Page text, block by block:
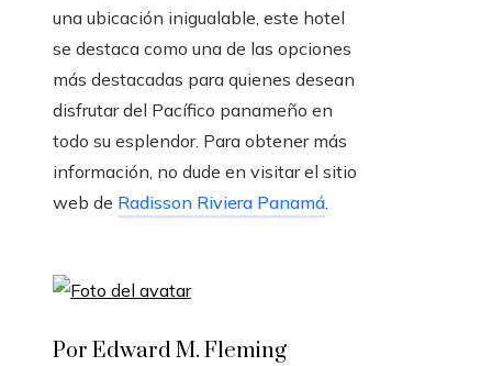
una ubicación inigualable, este hotel
se destaca como una de las opciones
más destacadas para quienes desean
disfrutar del Pacífico panameño en
todo su esplendor. Para obtener más
información, no dude en visitar el sitio
web de Radisson Riviera Panamá.
Por Edward M. Fleming